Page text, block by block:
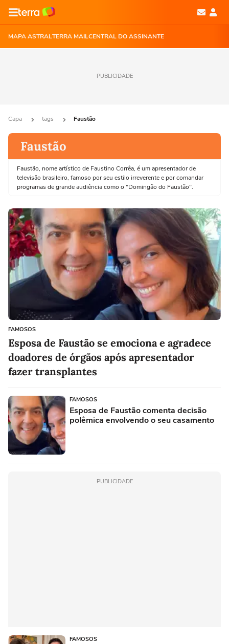
MAPA ASTRALTERRA MAILCENTRAL DO ASSINANTE
PUBLICIDADE
Capa tags Faustão
Faustão
Faustão, nome artístico de Faustino Corrêa, é um apresentador de
televisão brasileiro, famoso por seu estilo irreverente e por comandar
programas de grande audiência como o "Domingão do Faustão".
FAMOSOS
Esposa de Faustão se emociona e agradece
doadores de órgãos após apresentador
fazer transplantes
FAMOSOS
Esposa de Faustão comenta decisão
polêmica envolvendo o seu casamento
PUBLICIDADE
FAMOSOS